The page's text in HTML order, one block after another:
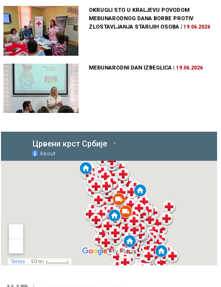
OKRUGLI STO U KRALJEVU POVODOM
MEĐUNARODNOG DANA BORBE PROTIV
ZLOSTAVLJANJA STARIJIH OSOBA |19.06.2026
MEĐUNARODNI DAN IZBEGLICA |19.06.2026